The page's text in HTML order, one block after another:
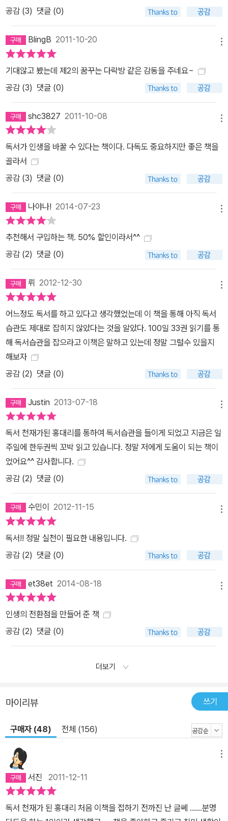
공감 (3) 댓글 (0)
BlingB 2011-10-20
기대않고 봤는데 제2의 꿈꾸는 다락방 같은 감동을 주네요~
공감 (3) 댓글 (0)
shc3827 2011-10-08
독서가 인생을 바꿀 수 있다는 책이다. 다독도 중요하지만 좋은 책을
골라서
공감 (3) 댓글 (0)
나야나! 2014-07-23
추천해서 구입하는 책. 50% 할인이라서^^
공감 (2) 댓글 (0)
뤼 2012-12-30
어느정도 독서를 하고 있다고 생각했었는데 이 책을 통해 아직 독서
습관도 제대로 잡히지 않았다는 것을 알았다. 100일 33권 읽기를 통
해 독서습관을 잡으라고 이책은 말하고 있는데 정말 그럴수 있을지
해보자
공감 (2) 댓글 (0)
Justin 2013-07-18
독서 천재가된 홍대리를 통하여 독서습관을 들이게 되었고 지금은 일
주일에 한두권씩 꼬박 읽고 있습니다. 정말 저에게 도움이 되는 책이
었어요^^ 감사합니다.
공감 (2) 댓글 (0)
수민이 2012-11-15
독서!! 정말 실천이 필요한 내용입니다.
공감 (2) 댓글 (0)
et38et 2014-08-18
인생의 전환점을 만들어 준 책
공감 (2) 댓글 (0)
더보기
마이리뷰 쓰기
구매자 (48) 전체 (156)
서진 2011-12-11
독서 천재가 된 홍대리 처음 이책을 접하기 전까진 난 글쎄 ......분명